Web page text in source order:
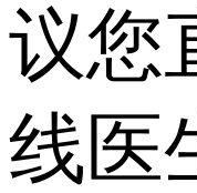
议您
线医